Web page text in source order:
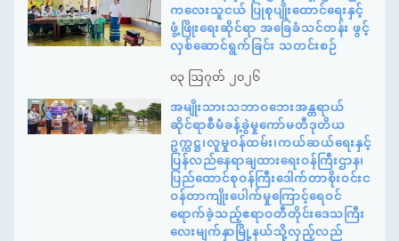
ကလေးသူငယ် ပြုစုပျိုးထောင်ရေးနှင့်
ဖွံ့ဖြိုးရေးဆိုင်ရာ အခြေခံသင်တန်း ဖွင့်
လှစ်ဆောင်ရွက်ခြင်း သတင်းစဉ်
၀၃ ဩဂုတ် ၂၀၂၆
အမျိုးသားသဘာဝဘေးအန္တရာယ်
ဆိုင်ရာစီမံခန့်ခွဲမှုကော်မတီဒုတိယ
ဥက္ကဋ္ဌ၊လူမှုဝန်ထမ်း၊ကယ်ဆယ်ရေးနှင့်
ပြန်လည်နေရာချထားရေးဝန်ကြီးဌာန၊
ပြည်ထောင်စုဝန်ကြီးဒေါက်တာစိုးဝင်းင
ဝန်တာကျိုးပေါက်မှုကြောင့်ရေဝင်
ရောက်ခဲ့သည့်ဧရာဝတီတိုင်းဒေသကြီး
လေးမျက်နှာမြို့နယ်သို့လှည့်လည်